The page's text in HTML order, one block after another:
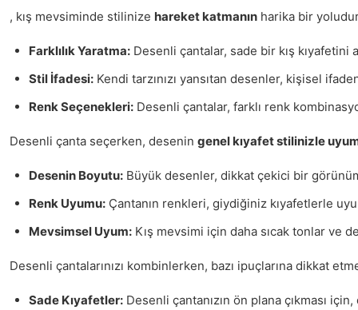
, kış mevsiminde stilinize hareket katmanın harika bir
Farklılık Yaratma: Desenli çantalar, sade bir kış kıyafetini
Stil İfadesi: Kendi tarzınızı yansıtan desenler, kişisel
Renk Seçenekleri: Desenli çantalar, farklı renk
Desenli çanta seçerken, desenin genel kıyafet stilinizle
Desenin Boyutu: Büyük desenler, dikkat çekici bir
Renk Uyumu: Çantanın renkleri, giydiğiniz kıyafetlerle
Mevsimsel Uyum: Kış mevsimi için daha sıcak tonlar ve
Desenli çantalarınızı kombinlerken, bazı ipuçlarına dikkat
Sade Kıyafetler: Desenli çantanızın ön plana çıkması